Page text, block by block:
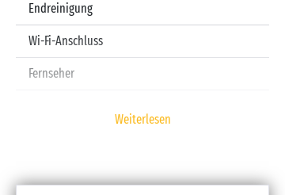
Endreinigung
Wi-Fi-Anschluss
Fernseher
Weiterlesen